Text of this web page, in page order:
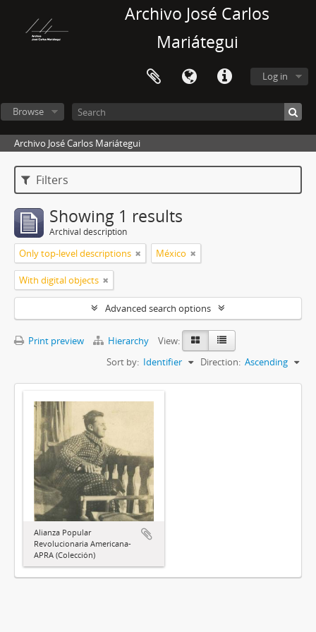
Archivo José Carlos
Mariátegui
Log in
Browse
Archivo José Carlos Mariátegui
Filters
Showing 1 results
Archival description
Only top-level descriptions México
With digital objects
Advanced search options
Print preview Hierarchy
View:
Sort by: Identifier Direction: Ascending
Alianza Popular
Revolucionaria Americana-
APRA (Colección)